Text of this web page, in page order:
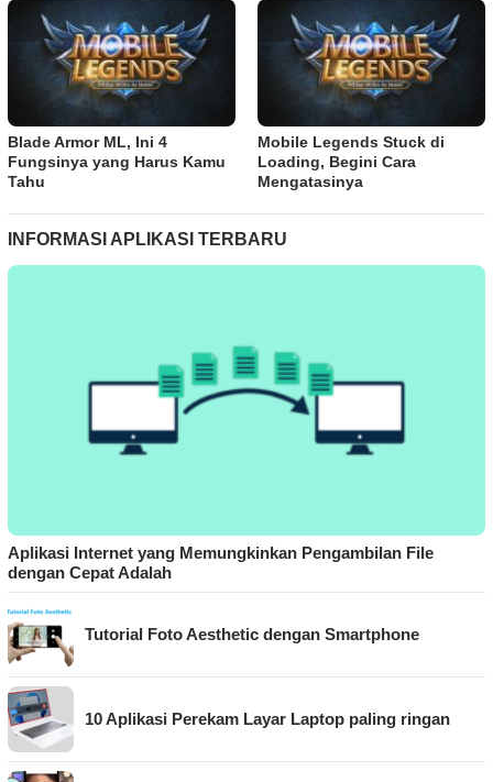
Blade Armor ML, Ini 4
Fungsinya yang Harus Kamu
Tahu
Mobile Legends Stuck di
Loading, Begini Cara
Mengatasinya
INFORMASI APLIKASI TERBARU
Aplikasi Internet yang Memungkinkan Pengambilan File
dengan Cepat Adalah
Tutorial Foto Aesthetic dengan Smartphone
10 Aplikasi Perekam Layar Laptop paling ringan